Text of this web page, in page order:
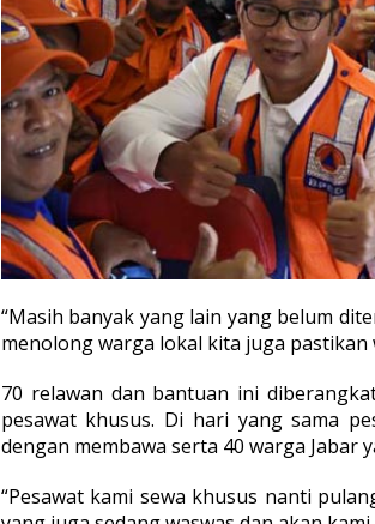
“Masih banyak yang lain yang belum
menolong warga lokal kita juga pastikan
70 relawan dan bantuan ini
pesawat khusus. Di hari yang sama
dengan membawa serta 40 warga Jabar
“Pesawat kami sewa khusus nanti